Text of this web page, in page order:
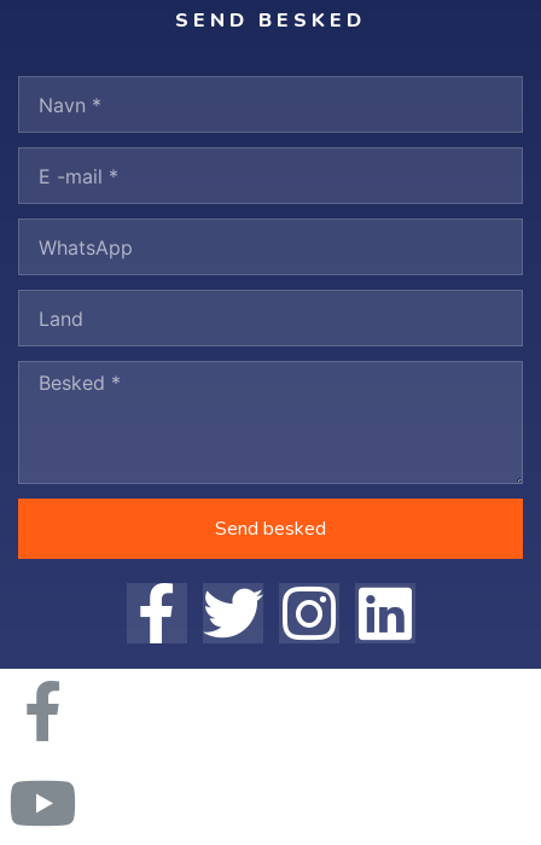
SEND BESKED
Send besked